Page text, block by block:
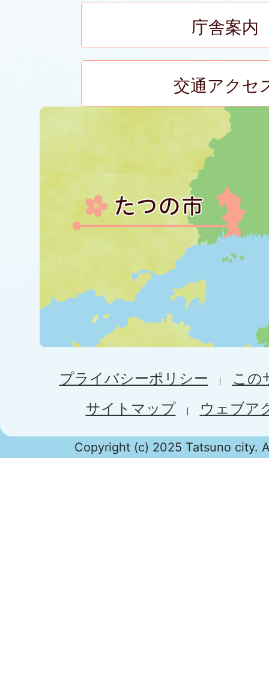
庁舎案内
交通アクセ
プライバシーポリシー
この
サイトマップ
ウェブア
Copyright (c) 2025 Tatsuno city.